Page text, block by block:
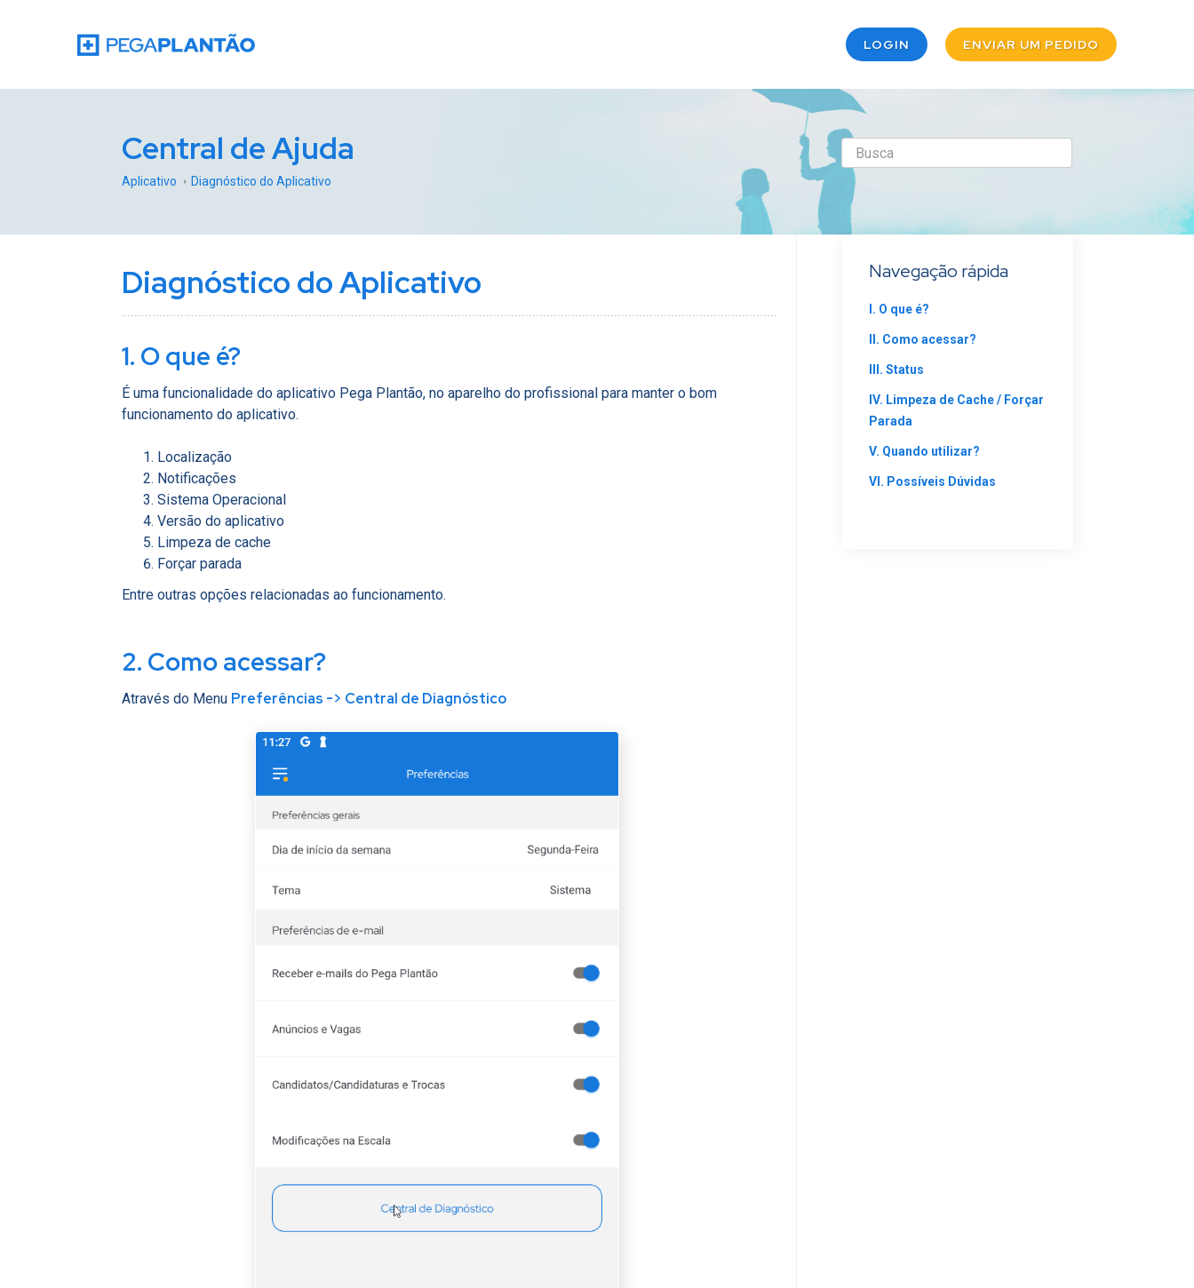
LOGIN ENVIAR UM PEDIDO
Central de Ajuda
Aplicativo Diagnóstico do Aplicativo
Diagnóstico do Aplicativo
1. O que é?
É uma funcionalidade do aplicativo Pega Plantão, no aparelho do profissional para manter o bom
funcionamento do aplicativo.
Localização
Notificações
Sistema Operacional
Versão do aplicativo
Limpeza de cache
Forçar parada
Entre outras opções relacionadas ao funcionamento.
2. Como acessar?
Através do Menu Preferências -> Central de Diagnóstico
Navegação rápida
I. O que é?
II. Como acessar?
III. Status
IV. Limpeza de Cache / Forçar
Parada
V. Quando utilizar?
VI. Possíveis Dúvidas